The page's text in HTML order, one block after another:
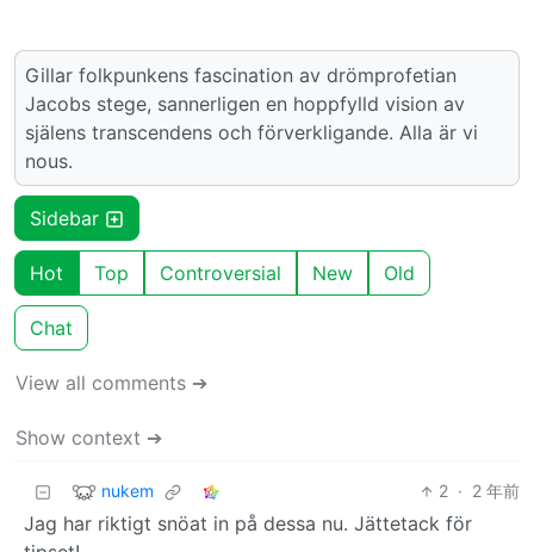
Gillar folkpunkens fascination av drömprofetian
Jacobs stege, sannerligen en hoppfylld vision av
själens transcendens och förverkligande. Alla är vi
nous.
Sidebar
Hot Top Controversial New Old
Chat
View all comments ➔
Show context ➔
nukem 2 · 2 年前
Jag har riktigt snöat in på dessa nu. Jättetack för